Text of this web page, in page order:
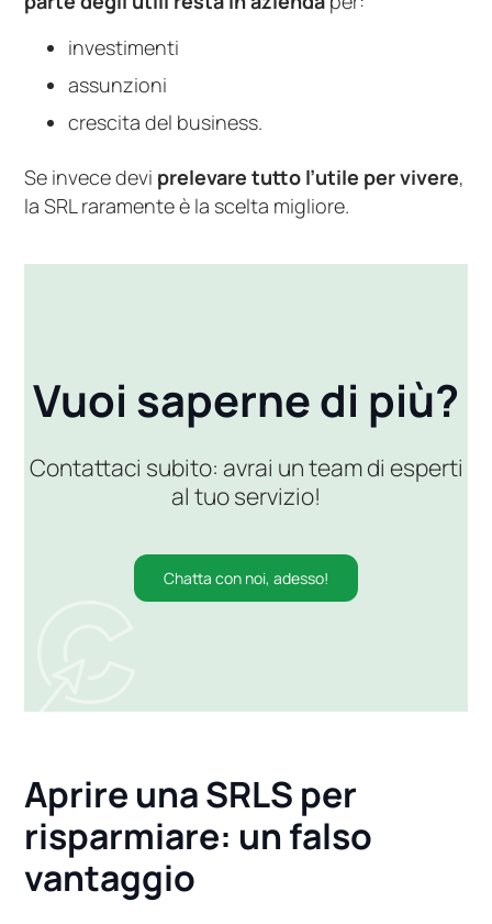
investimenti
assunzioni
crescita del business.
Se invece devi prelevare tutto l’utile per vivere,
la SRL raramente è la scelta migliore.
Vuoi saperne di più?
Contattaci subito: avrai un team di esperti
al tuo servizio!
Chatta con noi, adesso!
Aprire una SRLS per
risparmiare: un falso
vantaggio